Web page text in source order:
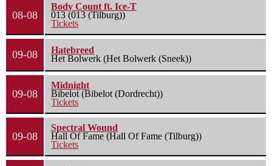
08-08
Body Count ft. Ice-T
013 (013 (Tilburg))
Tickets
09-08
Hatebreed
Het Bolwerk (Het Bolwerk (Sneek))
09-08
Midnight
Bibelot (Bibelot (Dordrecht))
Tickets
09-08
Spectral Wound
Hall Of Fame (Hall Of Fame (Tilburg))
Tickets